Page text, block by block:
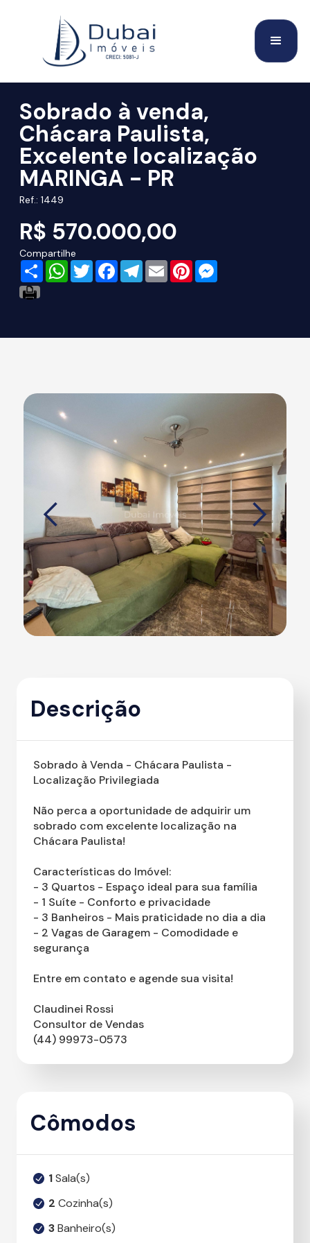
Sobrado à venda,
Chácara Paulista,
Excelente localização
MARINGA - PR
Ref.: 1449
R$ 570.000,00
Compartilhe
Share WhatsApp
TwitterFacebookTelegram
Email Pinterest
Descrição
Sobrado à Venda - Chácara Paulista -
Localização Privilegiada
Não perca a oportunidade de adquirir um
sobrado com excelente localização na
Chácara Paulista!
Características do Imóvel:
- 3 Quartos - Espaço ideal para sua família
- 1 Suíte - Conforto e privacidade
- 3 Banheiros - Mais praticidade no dia a dia
- 2 Vagas de Garagem - Comodidade e
segurança
Entre em contato e agende sua visita!
Claudinei Rossi
Consultor de Vendas
(44) 99973-0573
Cômodos
1Sala(s)
2 Cozinha(s)
3Banheiro(s)